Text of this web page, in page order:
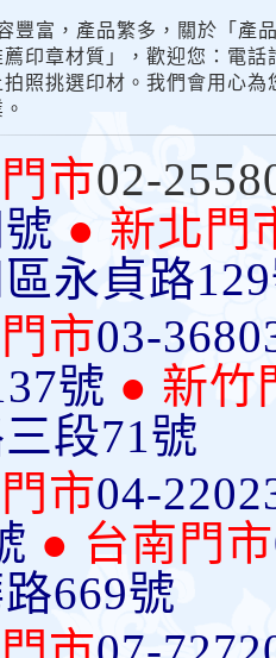
豐富，產品繁多，關於「產
印章材質」，歡迎您：電
拍照挑選印材。我們會用心
市02-
● 新北門
永貞路
市03-
號 ● 新竹
段71號
市04-
● 台南門市
669號